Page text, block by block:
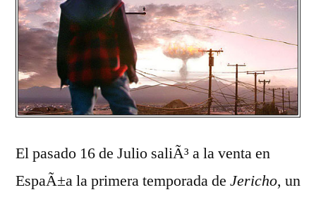
El pasado 16 de Julio saliÃ³ a la venta en
EspaÃ±a la primera temporada de Jericho, un